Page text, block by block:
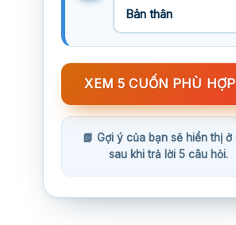
XEM 5 CUỐN PHÙ HỢP